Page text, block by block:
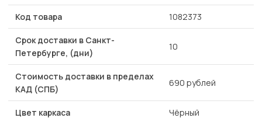
Код товара 1082373
Срок доставки в Санкт-
Петербурге, (дни)
10
Стоимость доставки в пределах
КАД (СПБ)
690 рублей
Цвет каркаса Чёрный